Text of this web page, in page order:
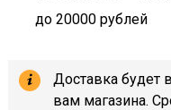
до 20000 рублей
Доставка будет
вам магазина.